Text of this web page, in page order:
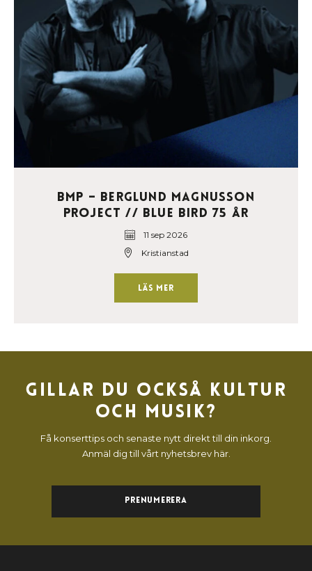
BMP – Berglund Magnusson
Project // Blue Bird 75 år
11 sep 2026
Kristianstad
Läs mer
Gillar du också kultur
och musik?
Få konserttips och senaste nytt direkt till din inkorg.
Anmäl dig till vårt nyhetsbrev här.
Prenumerera